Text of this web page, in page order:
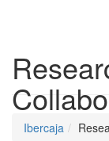
Ibercaja